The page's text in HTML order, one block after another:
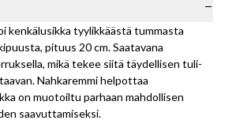
kenkälusikka tyylikkäästä tummasta
pituus 20 cm. Saatavana
mikä tekee siitä täydellisen tuli-
Nahkaremmi helpottaa
on muotoiltu parhaan mahdollisen
saavuttamiseksi.